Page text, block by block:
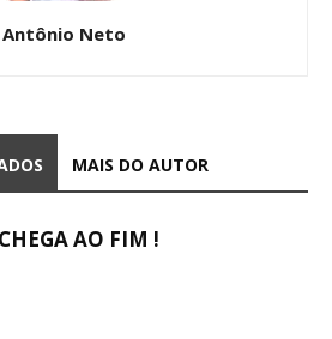
Antônio Neto
MAIS DO AUTOR
AO FIM !